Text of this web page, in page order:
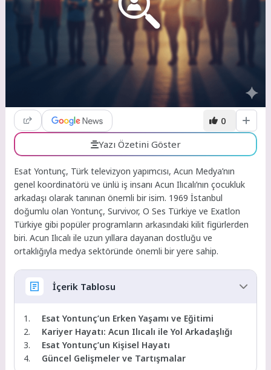
0
Yazı Özetini Göster
Esat Yontunç, Türk televizyon yapımcısı, Acun Medya’nın
genel koordinatörü ve ünlü iş insanı Acun Ilıcalı’nın çocukluk
arkadaşı olarak tanınan önemli bir isim. 1969 İstanbul
doğumlu olan Yontunç, Survivor, O Ses Türkiye ve Exatlon
Türkiye gibi popüler programların arkasındaki kilit figürlerden
biri. Acun Ilıcalı ile uzun yıllara dayanan dostluğu ve
ortaklığıyla medya sektöründe önemli bir yere sahip.
İçerik Tablosu
Esat Yontunç’un Erken Yaşamı ve Eğitimi
Kariyer Hayatı: Acun Ilıcalı ile Yol Arkadaşlığı
Esat Yontunç’un Kişisel Hayatı
Güncel Gelişmeler ve Tartışmalar